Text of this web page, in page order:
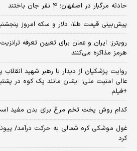
حادثه مرگبار در اصفهان؛ ۴ نفر جان باختند
پیش‌بینی قیمت طلا، دلار و سکه امروز پنجشنبه ۱۵ مرداد
هرمز مذاکره می‌کنند
روایت پزشکیان از دیدار با رهبر شهید
عالی امنیت ملی؛ ایشان مانند یک کوه در
+فیلم
کدام روش پخت تخم مرغ برای بدن مفید
غول موشکی کره شمالی به حرکت درآمد/
کرد